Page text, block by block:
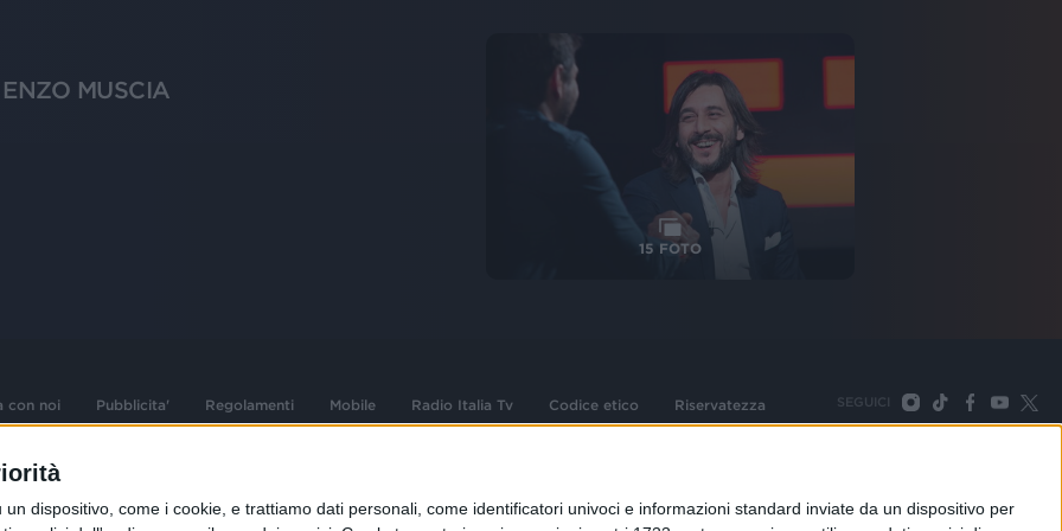
dispositivo, come i cookie, e trattiamo dati personali, come identificatori univoci e informazioni standard inviate da un dispositivo per
MUSCIA
15 FOTO
con noi Pubblicita' Regolamenti Mobile Radio Italia Tv Codice etico Riservatezza SEGUICI
d'autore e dei diritti
02 25444220